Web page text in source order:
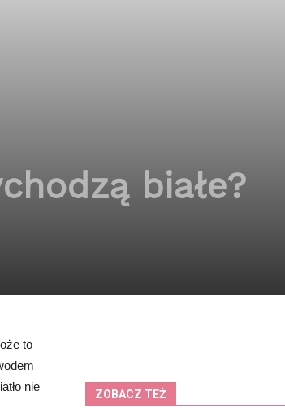
białe?
to
nie
ZOBACZ TEŻ